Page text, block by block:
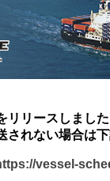
リリースしまし
されない場合は
vessel-